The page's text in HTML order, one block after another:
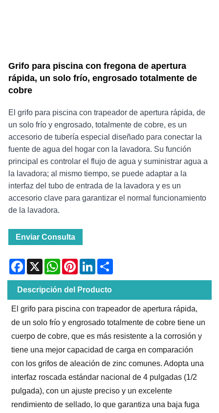
Grifo para piscina con fregona de apertura
rápida, un solo frío, engrosado totalmente de
cobre
El grifo para piscina con trapeador de apertura rápida, de
un solo frío y engrosado, totalmente de cobre, es un
accesorio de tubería especial diseñado para conectar la
fuente de agua del hogar con la lavadora. Su función
principal es controlar el flujo de agua y suministrar agua a
la lavadora; al mismo tiempo, se puede adaptar a la
interfaz del tubo de entrada de la lavadora y es un
accesorio clave para garantizar el normal funcionamiento
de la lavadora.
Enviar Consulta
Facebook
X WhatsAppPinterestLinkedIn
Descripción del Producto
El grifo para piscina con trapeador de apertura rápida,
de un solo frío y engrosado totalmente de cobre tiene un
cuerpo de cobre, que es más resistente a la corrosión y
tiene una mejor capacidad de carga en comparación
con los grifos de aleación de zinc comunes. Adopta una
interfaz roscada estándar nacional de 4 pulgadas (1/2
pulgada), con un ajuste preciso y un excelente
rendimiento de sellado, lo que garantiza una baja fuga